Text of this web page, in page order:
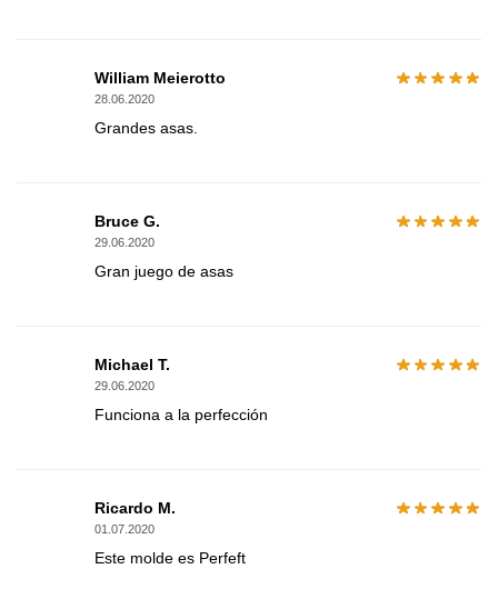
William Meierotto
28.06.2020
Grandes asas.
Bruce G.
29.06.2020
Gran juego de asas
Michael T.
29.06.2020
Funciona a la perfección
Ricardo M.
01.07.2020
Este molde es Perfeft